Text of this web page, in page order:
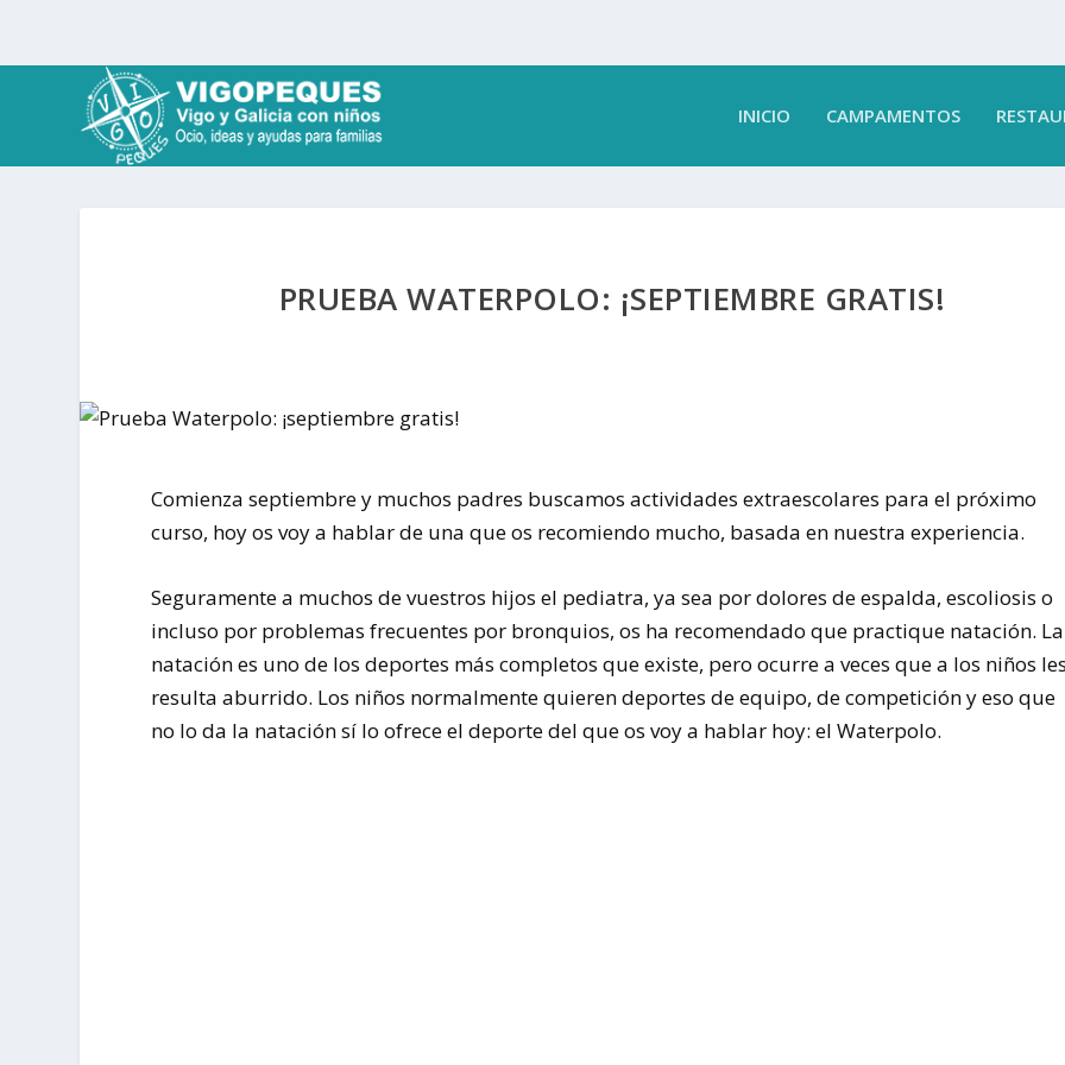
INICIO CAMPAMENTOS
PRUEBA WATERPOLO: ¡SEPTIEMBRE GRATIS!
Comienza septiembre y muchos padres buscamos actividades extraescolares para el próximo
curso, hoy os voy a hablar de una que os recomiendo mucho, basada en nuestra experiencia.
Seguramente a muchos de vuestros hijos el pediatra, ya sea por dolores de espalda, escoliosis o
incluso por problemas frecuentes por bronquios, os ha recomendado que practique natación. La
natación es uno de los deportes más completos que existe, pero ocurre a veces que a los niños
resulta aburrido. Los niños normalmente quieren deportes de equipo, de competición y eso que
no lo da la natación sí lo ofrece el deporte del que os voy a hablar hoy:el Waterpolo.